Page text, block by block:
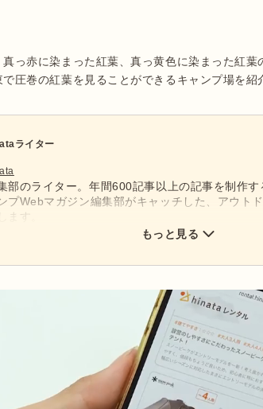
っ赤に染まった紅葉、真っ黄色に染まった紅葉
圧巻の紅葉を見ることができるキャンプ場を紹
ライター
部のライター。年間600記事以上の記事を制作す
プWebマガジン編集部がキャッチした、アウト
ます。
もっと見る